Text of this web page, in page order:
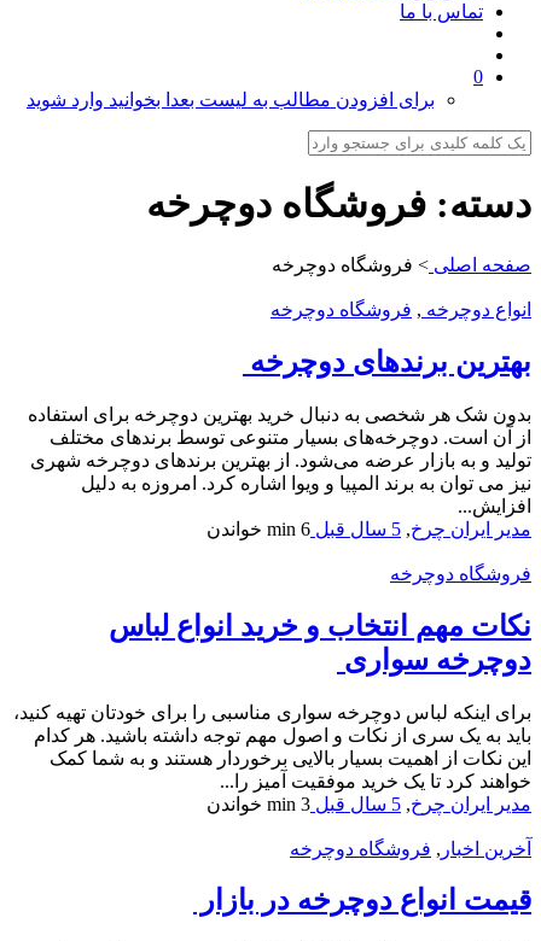
تماس با ما
0
برای افزودن مطالب به لیست بعدا بخوانید وارد شوید
دسته: فروشگاه دوچرخه
صفحه اصلی > فروشگاه دوچرخه
انواع دوچرخه , فروشگاه دوچرخه
بهترین برندهای دوچرخه
بدون شک هر شخصی به دنبال خرید بهترین دوچرخه برای استفاده
از آن است. دوچرخه‌های بسیار متنوعی توسط برندهای مختلف
تولید و به بازار عرضه می‌شود. از بهترین برندهای دوچرخه شهری
نیز می توان به برند المپیا و ویوا اشاره کرد. امروزه به دلیل
افزایش...
مدیر ایران چرخ, 5 سال قبل 6 min خواندن
فروشگاه دوچرخه
نکات مهم انتخاب و خرید انواع لباس
دوچرخه سواری
برای اینکه لباس دوچرخه سواری مناسبی را برای خودتان تهیه کنید،
باید به یک سری از نکات و اصول مهم توجه داشته باشید. هر کدام
این نکات از اهمیت بسیار بالایی برخوردار هستند و به شما کمک
خواهند کرد تا یک خرید موفقیت آمیز را...
مدیر ایران چرخ, 5 سال قبل 3 min خواندن
آخرین اخبار , فروشگاه دوچرخه
قیمت انواع دوچرخه در بازار